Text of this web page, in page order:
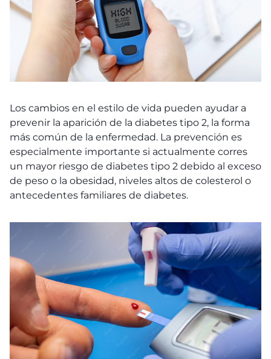
Los cambios en el estilo de vida pueden ayudar a
prevenir la aparición de la diabetes tipo 2, la forma
más común de la enfermedad. La prevención es
especialmente importante si actualmente corres
un mayor riesgo de diabetes tipo 2 debido al exceso
de peso o la obesidad, niveles altos de colesterol o
antecedentes familiares de diabetes.